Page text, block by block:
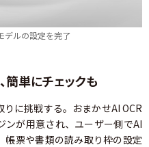
デルの設定を完了
簡単にチェックも
に挑戦する。おまかせAI OCR
ンが用意され、ユーザー側でAI
帳票や書類の読み取り枠の設定